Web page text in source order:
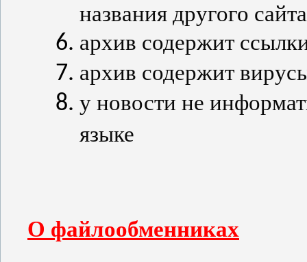
названия другого
архив содержит
архив содержит
у новости не
языке
О файлообменниках